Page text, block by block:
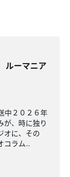
ルーマニア
２０２６年
が、時に独り
オに、その
コラム...